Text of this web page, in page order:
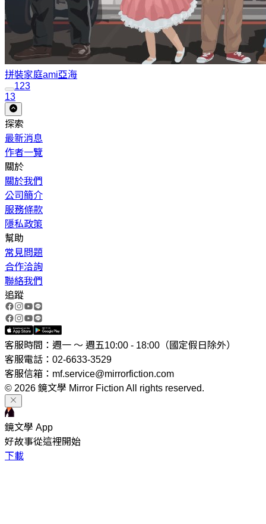
拼裝家庭ami亞海
123
13
探索
最新消息
作者一覽
關於
關於我們
公司簡介
服務條款
隱私政策
幫助
常見問題
合作洽詢
聯絡我們
追蹤
客服時間：週一 ～ 週五10:00 - 18:00（國定假日除外）
客服電話：02-6633-3529
客服信箱：mf.service@mirrorfiction.com
© 2026 鏡文學 Mirror Fiction All rights reserved.
鏡文學 App
好故事從這裡開始
下載